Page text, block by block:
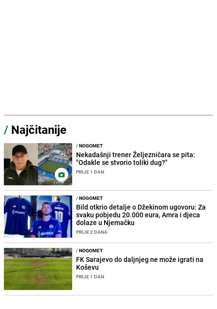
/ Najčitanije
/NOGOMET
Nekadašnji trener Željezničara se pita:
"Odakle se stvorio toliki dug?"
PRIJE 1 DAN
/NOGOMET
Bild otkrio detalje o Džekinom ugovoru: Za
svaku pobjedu 20.000 eura, Amra i djeca
dolaze u Njemačku
PRIJE 2 DANA
/NOGOMET
FK Sarajevo do daljnjeg ne može igrati na
Koševu
PRIJE 1 DAN